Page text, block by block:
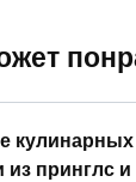
принглс и